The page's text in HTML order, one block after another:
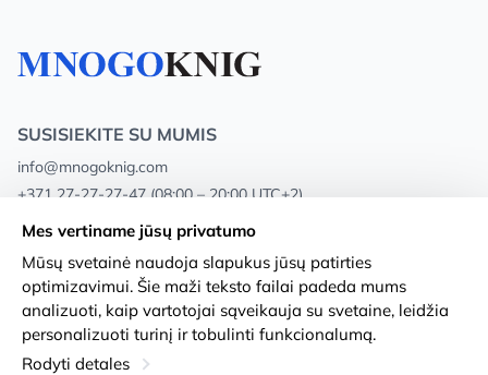
SUSISIEKITE SU MUMIS
info@mnogoknig.com
+371 27-27-27-47 (08:00 – 20:00 UTC+2)
Rīga, Augusta Deglava 69d, LV-1082
Apie mus
Parduotuvės
Pristatymas ir mokėjimas
Privacy Policy
Sąlygos ir nuostatos
Mes vertiname jūsų privatumo
Mūsų svetainė naudoja slapukus jūsų patirties
optimizavimui. Šie maži teksto failai padeda mums
analizuoti, kaip vartotojai sąveikauja su svetaine, leidžia
personalizuoti turinį ir tobulinti funkcionalumą.
Rodyti detales